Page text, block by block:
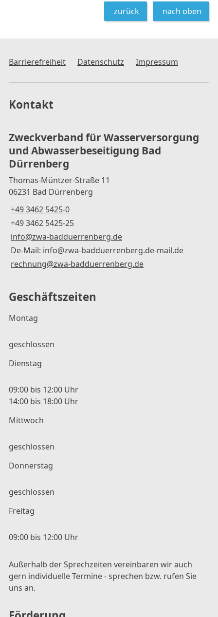
zurück nach oben
Barrierefreiheit Datenschutz Impressum
Kontakt
Zweckverband für Wasserversorgung
und Abwasserbeseitigung Bad
Dürrenberg
Thomas-Müntzer-Straße 11
06231 Bad Dürrenberg
+49 3462 5425-0
+49 3462 5425-25
info@zwa-badduerrenberg.de
De-Mail: info@zwa-badduerrenberg.de-mail.de
rechnung@zwa-badduerrenberg.de
Geschäftszeiten
Montag
geschlossen
Dienstag
09:00 bis 12:00 Uhr
14:00 bis 18:00 Uhr
Mittwoch
geschlossen
Donnerstag
geschlossen
Freitag
09:00 bis 12:00 Uhr
Außerhalb der Sprechzeiten vereinbaren wir auch
gern individuelle Termine - sprechen bzw. rufen Sie
uns an.